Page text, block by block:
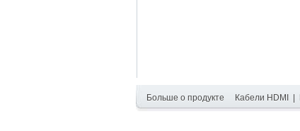
Больше о продукте Кабели HDMI